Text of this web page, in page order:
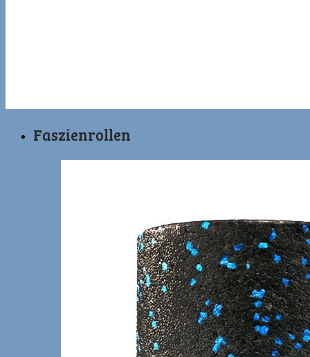
Faszienrollen